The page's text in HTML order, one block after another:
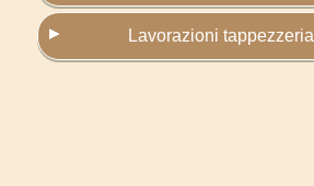
Lavorazioni tappezzeria